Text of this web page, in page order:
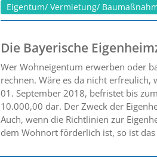
Eigentum/ Vermietung/
Die Bayerische
Wer Wohneigentum erwerben oder
rechnen. Wäre es da nicht
01. September 2018, befristet bis
10.000,00 dar. Der Zweck der
Auch, wenn die Richtlinien zur
dem Wohnort förderlich ist, so ist